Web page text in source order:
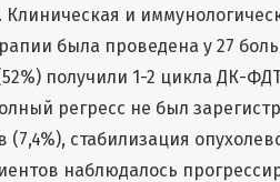
Клиническая и
была проведена у 27
получили 1-2 цикла ДК-
регресс не был
(7,4%), стабилизация
наблюдалось